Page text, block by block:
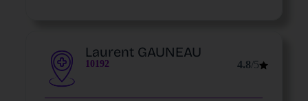
Laurent GAUNEAU
10192 4.8/5